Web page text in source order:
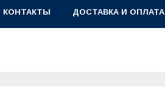
КОНТАКТЫ ДОСТАВКА И ОПЛАТА